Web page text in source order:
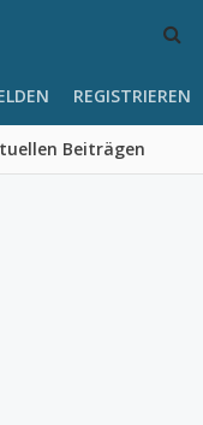
Beiträgen
REGISTRIEREN